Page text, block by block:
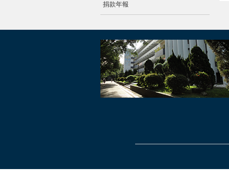
捐款年報